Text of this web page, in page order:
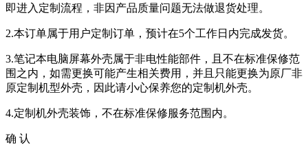
即进入定制流程，非因产品质量问题无法做退货处理。
2.本订单属于用户定制订单，预计在5个工作日内完成发货。
3.笔记本电脑屏幕外壳属于非电性能部件，且不在标准保修范
围之内，如需更换可能产生相关费用，并且只能更换为原厂非
原定制机型外壳，因此请小心保养您的定制机外壳。
4.定制机外壳装饰，不在标准保修服务范围内。
确 认